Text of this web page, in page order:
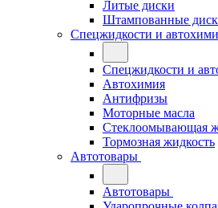
Литые диски
Штампованные
Спецжидкости и
Спецжидкости и
Автохимия
Антифризы
Моторные масла
Стеклоомывающая
Тормозная жидкость
Автотовары
Автотовары